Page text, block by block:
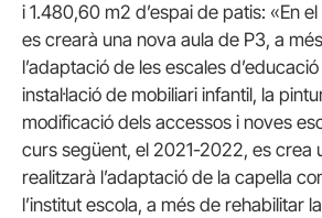
i 1.480,60 m2 d’espai de patis: «En
es crearà una nova aula de P3, a
l’adaptació de les escales
instal·lació de mobiliari infantil, la
modificació dels accessos i noves
curs següent, el 2021-2022, es crea
realitzarà l’adaptació de la capella
l’institut escola, a més de rehabilitar